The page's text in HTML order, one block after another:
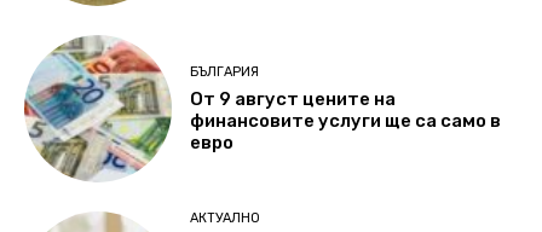
БЪЛГАРИЯ
От 9 август цените на
финансовите услуги ще са само в
евро
АКТУАЛНО